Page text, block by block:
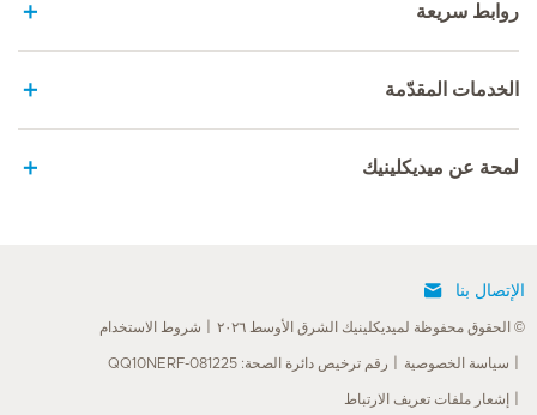
روابط سريعة
الخدمات المقدّمة
لمحة عن ميديكلينيك
الإتصال بنا
© الحقوق محفوظة لميديكلينيك الشرق الأوسط ٢٠٢٦ شروط الاستخدام
سياسة الخصوصية رقم ترخيص دائرة الصحة: QQ10NERF-081225
إشعار ملفات تعريف الارتباط